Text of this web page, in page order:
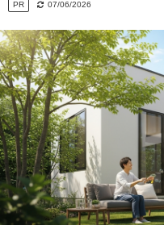
PR 07/06/2026